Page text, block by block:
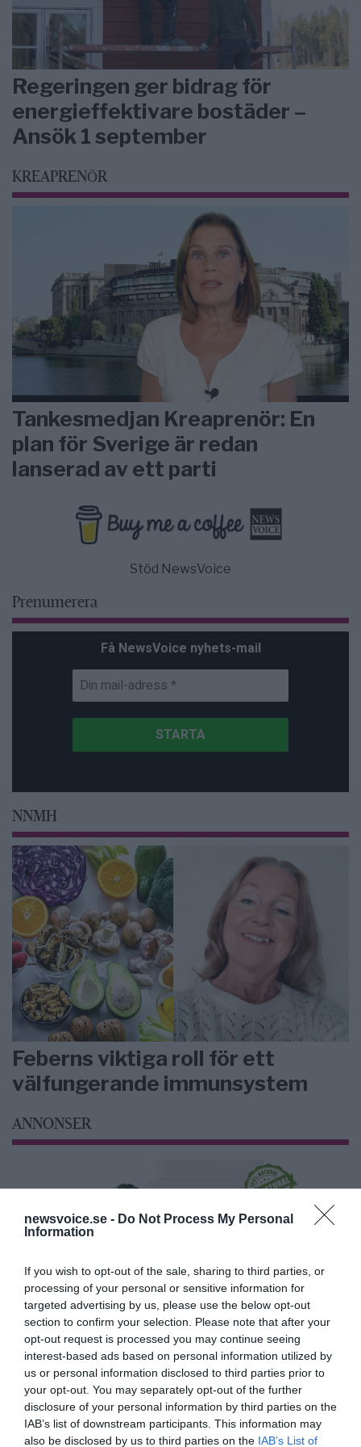
newsvoice.se - Do Not Process My Personal
Information
If you wish to opt-out of the sale, sharing to third parties, or
processing of your personal or sensitive information for
targeted advertising by us, please use the below opt-out
section to confirm your selection. Please note that after your
opt-out request is processed you may continue seeing
interest-based ads based on personal information utilized by
us or personal information disclosed to third parties prior to
your opt-out. You may separately opt-out of the further
disclosure of your personal information by third parties on the
IAB’s list of downstream participants. This information may
also be disclosed by us to third parties on the IAB’s List of
Regeringen ger bidrag för
energieffektivare bostäder –
Ansök 1 september
KREAPRENÖR
Tankesmedjan Kreaprenör: En
plan för Sverige är redan
lanserad av ett parti
Stöd NewsVoice
Prenumerera
Få NewsVoice nyhets-mail
NNMH
Feberns viktiga roll för ett
välfungerande immunsystem
ANNONSER